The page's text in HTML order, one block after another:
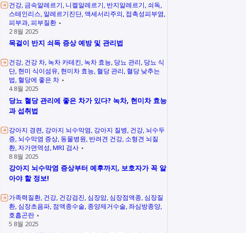
건강 금속알레르기 니켈알레르기 반지알레르기 쇠독
스테인리스 알레르기진단 액세서리주의 접촉성피부염
피부과 피부질환
2 8월 2025
목걸이 반지 쇠독 증상 예방 및 관리법
건강 건강 차 녹차 카테킨 녹차 효능 당뇨 관리 당뇨 식
단 현미 식이섬유 현미차 효능 혈당 관리 혈당 낮추는
법 혈당에 좋은 차
4 8월 2025
당뇨 혈당 관리에 좋은 차가 있다? 녹차, 현미차 효능
과 섭취법
강아지 경련 강아지 뇌수막염 강아지 질병 건강 뇌수두
증 뇌수막염 증상 동물병원 반려견 건강 소형견 뇌질
환 자가면역성 MRI 검사
8 8월 2025
강아지 뇌수막염 증상부터 예후까지, 보호자가 꼭 알
아야 할 정보!
가족력질환 건강 건강검진 심장암 심장점액종 심장질
환 심장초음파 점액종수술 종양제거수술 좌심방종양
호흡곤란
5 8월 2025